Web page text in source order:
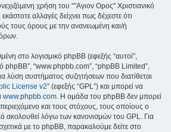
χρήση του “"Αγιον Ορος" Χριστιανικό
αλλαγές δείχνει πως δέχεστε ότι
τους όρους με την ανανεωμένη και/ή
στο λογισμικό phpBB (εφεξής “αυτοί”,
phpBB”, “www.phpbb.com”, “phpBB Limited”,
λύση συστήματος συζητήσεων που διατίθεται
License v2” (εφεξής “GPL”) και μπορεί να
www.phpbb.com. Η ομάδα του phpBB δεν μπορεί
και τους στόχους, τους οποίους ο
ακολουθεί λόγω των κανονισμών του GPL. Για
με το phpBB, παρακαλούμε δείτε στο